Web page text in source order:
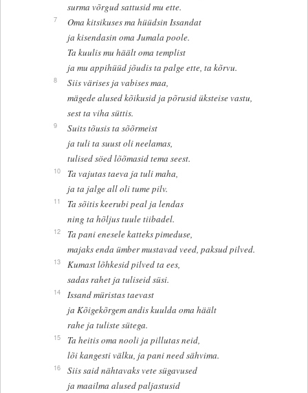
surma võrgud sattusid mu ette.
7
Oma kitsikuses ma hüüdsin Issandat
ja kisendasin oma Jumala poole.
Ta kuulis mu häält oma templist
ja mu appihüüd jõudis ta palge ette, ta kõrvu.
8
Siis värises ja vabises maa,
mägede alused kõikusid ja põrusid üksteise vastu,
sest ta viha süttis.
9
Suits tõusis ta sõõrmeist
ja tuli ta suust oli neelamas,
tulised söed lõõmasid tema seest.
10
Ta vajutas taeva ja tuli maha,
ja ta jalge all oli tume pilv.
11
Ta sõitis keerubi peal ja lendas
ning ta hõljus tuule tiibadel.
12
Ta pani enesele katteks pimeduse,
majaks enda ümber mustavad veed, paksud pilved.
13
Kumast lõhkesid pilved ta ees,
sadas rahet ja tuliseid süsi.
14
Issand müristas taevast
ja Kõigekõrgem andis kuulda oma häält
rahe ja tuliste sütega.
15
Ta heitis oma nooli ja pillutas neid,
lõi kangesti välku, ja pani need sähvima.
16
Siis said nähtavaks vete sügavused
ja maailma alused paljastusid